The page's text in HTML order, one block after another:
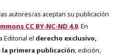
autores/as aceptan su publicación
CC BY-NC-ND 4.0. En
Editorial el derecho exclusivo,
primera publicación, edición,